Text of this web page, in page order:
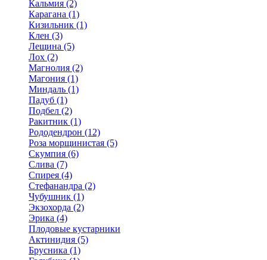
Кальмия (2)
Карагана (1)
Кизильник (1)
Клен (3)
Лещина (5)
Лох (2)
Магнолия (2)
Магония (1)
Миндаль (1)
Падуб (1)
Подбел (2)
Ракитник (1)
Рододендрон (12)
Роза морщинистая (5)
Скумпия (6)
Слива (7)
Спирея (4)
Стефанандра (2)
Чубушник (1)
Экзохорда (2)
Эрика (4)
Плодовые кустарники
Актинидия (5)
Брусника (1)